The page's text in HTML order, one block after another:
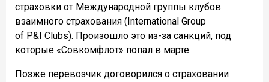
страховки от Международной группы клубов
взаимного страхования (International Group
of P&I Clubs). Произошло это из-за санкций, под
которые «Совкомфлот» попал в марте.
Позже перевозчик договорился о страховании